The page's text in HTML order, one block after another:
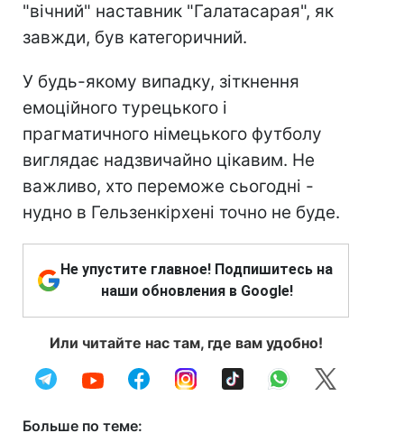
"вічний" наставник "Галатасарая", як
завжди, був категоричний.
У будь-якому випадку, зіткнення
емоційного турецького і
прагматичного німецького футболу
виглядає надзвичайно цікавим. Не
важливо, хто переможе сьогодні -
нудно в Гельзенкірхені точно не буде.
Не упустите главное! Подпишитесь на
наши обновления в Google!
Или читайте нас там, где вам удобно!
Больше по теме: